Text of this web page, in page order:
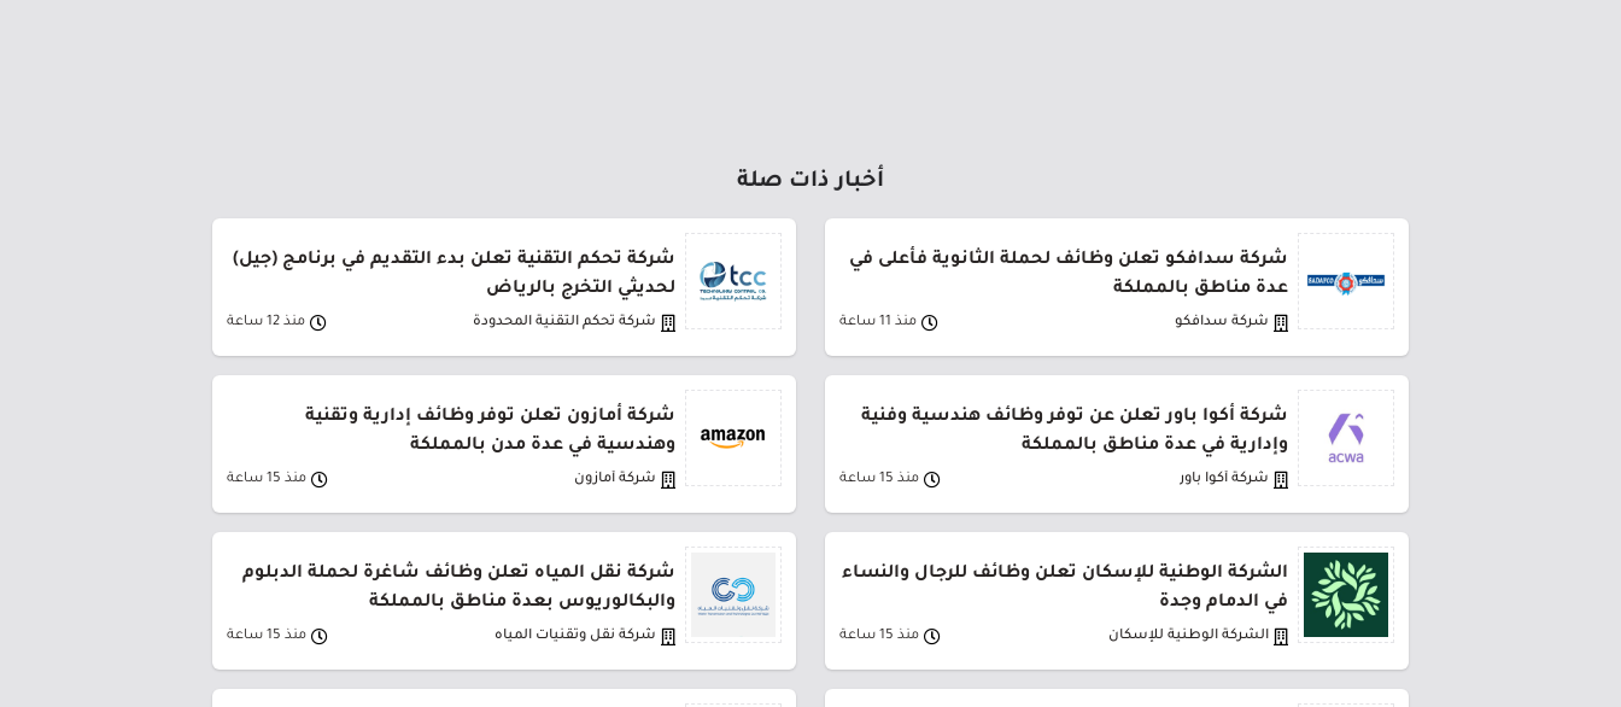
أخبار ذات صلة
شركة سدافكو تعلن وظائف لحملة الثانوية فأعلى في
عدة مناطق بالمملكة
شركة سدافكو منذ 11 ساعة
شركة تحكم التقنية تعلن بدء التقديم في برنامج (جيل)
لحديثي التخرج بالرياض
شركة تحكم التقنية المحدودة منذ 12 ساعة
شركة أكوا باور تعلن عن توفر وظائف هندسية وفنية
وإدارية في عدة مناطق بالمملكة
شركة أكوا باور منذ 15 ساعة
شركة أمازون تعلن توفر وظائف إدارية وتقنية
وهندسية في عدة مدن بالمملكة
شركة أمازون منذ 15 ساعة
الشركة الوطنية للإسكان تعلن وظائف للرجال والنساء
في الدمام وجدة
الشركة الوطنية للإسكان منذ 15 ساعة
شركة نقل المياه تعلن وظائف شاغرة لحملة الدبلوم
والبكالوريوس بعدة مناطق بالمملكة
شركة نقل وتقنيات المياه منذ 15 ساعة